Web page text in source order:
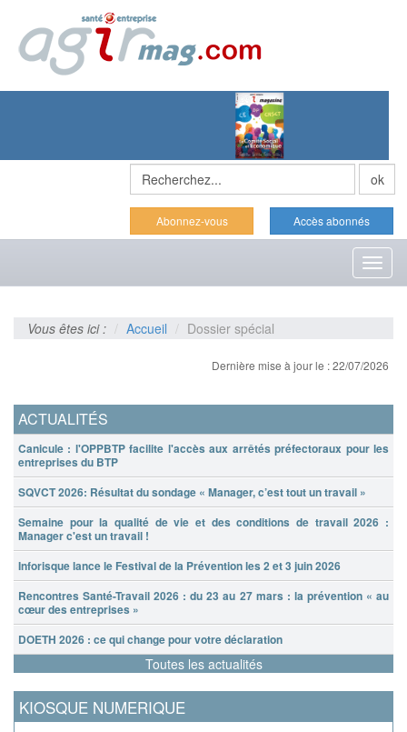
Abonnez-vous Accès abonnés
Vous êtes ici : Accueil Dossier spécial
Dernière mise à jour le : 22/07/2026
ACTUALITÉS
Canicule : l'OPPBTP facilite l'accès aux arrêtés préfectoraux pour les
entreprises du BTP
SQVCT 2026: Résultat du sondage « Manager, c’est tout un travail »
Semaine pour la qualité de vie et des conditions de travail 2026 :
Manager c'est un travail !
Inforisque lance le Festival de la Prévention les 2 et 3 juin 2026
Rencontres Santé-Travail 2026 : du 23 au 27 mars : la prévention « au
cœur des entreprises »
DOETH 2026 : ce qui change pour votre déclaration
Toutes les actualités
KIOSQUE NUMERIQUE